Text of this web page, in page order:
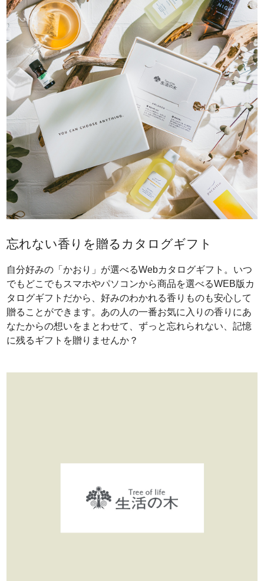
忘れない香りを贈るカタログギフト
自分好みの「かおり」が選べるWebカタログギフト。いつ
でもどこでもスマホやパソコンから商品を選べるWEB版カ
タログギフトだから、好みのわかれる香りものも安心して
贈ることができます。あの人の一番お気に入りの香りにあ
なたからの想いをまとわせて、ずっと忘れられない、記憶
に残るギフトを贈りませんか？